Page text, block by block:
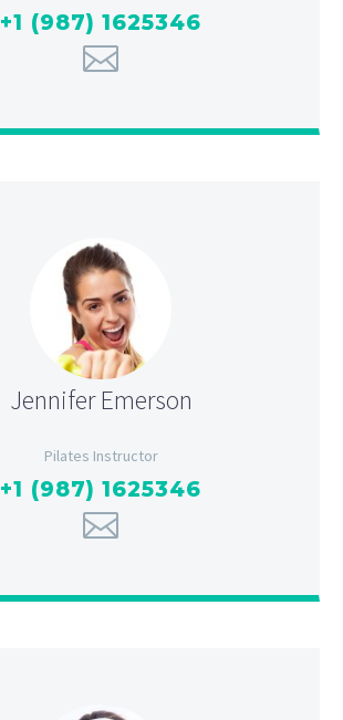
+1 (987) 1625346
Jennifer Emerson
Pilates Instructor
+1 (987) 1625346